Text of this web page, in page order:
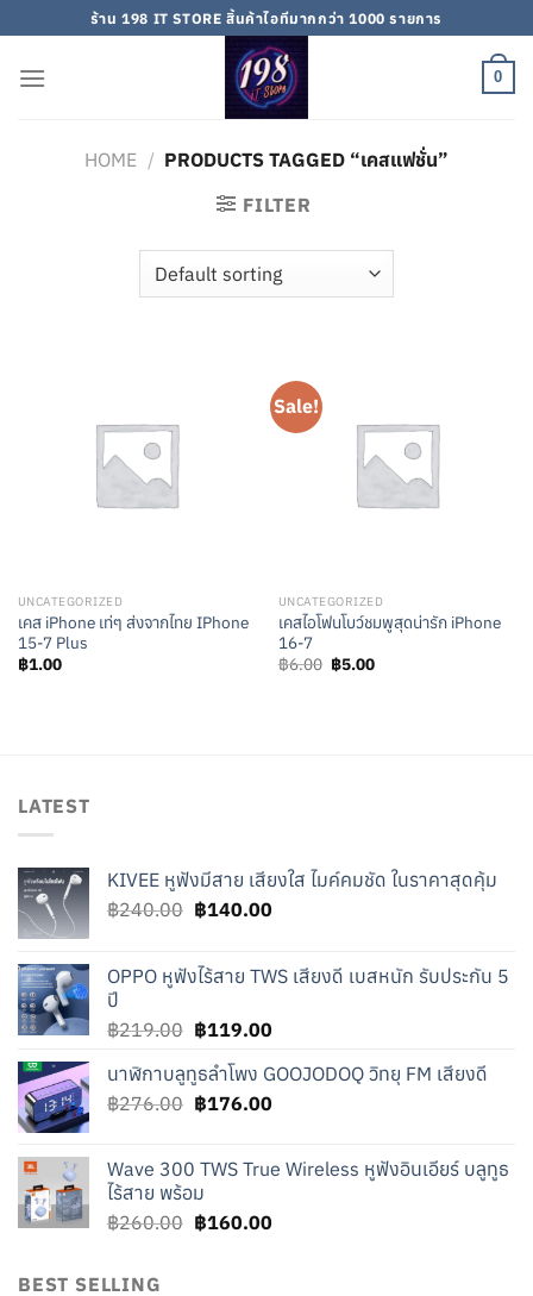
to
content
ร้าน 198 IT STORE สิ้นค้าไอทีมากกว่า 1000 รายการ
0
HOME / PRODUCTS TAGGED “เคสแฟชั่น”
FILTER
UNCATEGORIZED
เคส iPhone เท่ๆ ส่งจากไทย IPhone
15-7 Plus
฿1.00
Sale!
UNCATEGORIZED
เคสไอโฟนโบว์ชมพูสุดน่ารัก iPhone
16-7
฿6.00 Original
price
฿5.00Current
LATEST
KIVEE หูฟังมีสาย เสียงใส ไมค์คมชัด ในราคาสุดคุ้ม
฿240.00 Original
฿240.00.
฿140.00Current
฿140.00.
OPPO หูฟังไร้สาย TWS เสียงดี เบสหนัก รับประกัน 5
ปี
฿219.00 Original
was:
฿219.00.
฿119.00Current
is:
฿119.00.
นาฬิกาบลูทูธลำโพง GOOJODOQ วิทยุ FM เสียงดี
฿276.00 Original
฿276.00.
฿176.00Current
฿176.00.
Wave 300 TWS True Wireless หูฟังอินเอียร์ บลูทูธ
ไร้สาย พร้อม
฿260.00 Original
฿160.00Current
BEST SELLING